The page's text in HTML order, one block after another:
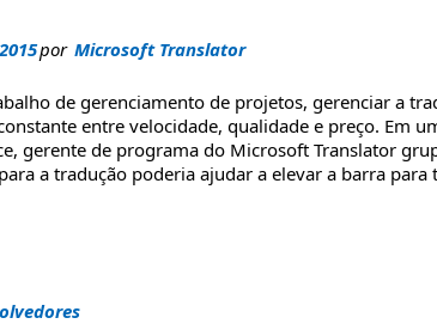
por Microsoft Translator
de gerenciamento de projetos, gerenciar a
entre velocidade, qualidade e preço. Em
gerente de programa do Microsoft Translator
a tradução poderia ajudar a elevar a barra para
seus fluxos de trabalho de tradução em 2015"